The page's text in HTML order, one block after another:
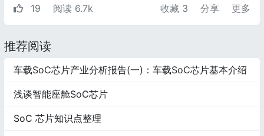
19 阅读 6.7k 收藏 3 分享 更多
推荐阅读
车载SoC芯片产业分析报告(一)：车载SoC芯片基本介绍
浅谈智能座舱SoC芯片
SoC 芯片知识点整理